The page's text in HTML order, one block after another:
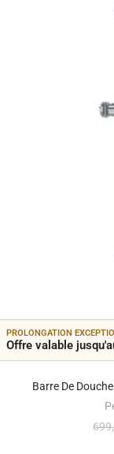
PROLONGATION
Offre valable
Barre De